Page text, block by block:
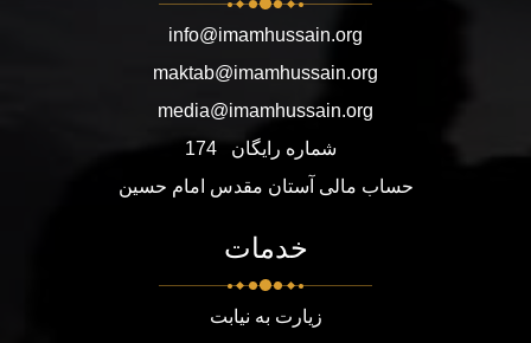
info@imamhussain.org
maktab@imamhussain.org
media@imamhussain.org
شماره رایگان
174
حساب مالی آستان مقدس امام حسین
خدمات
زیارت به نیابت